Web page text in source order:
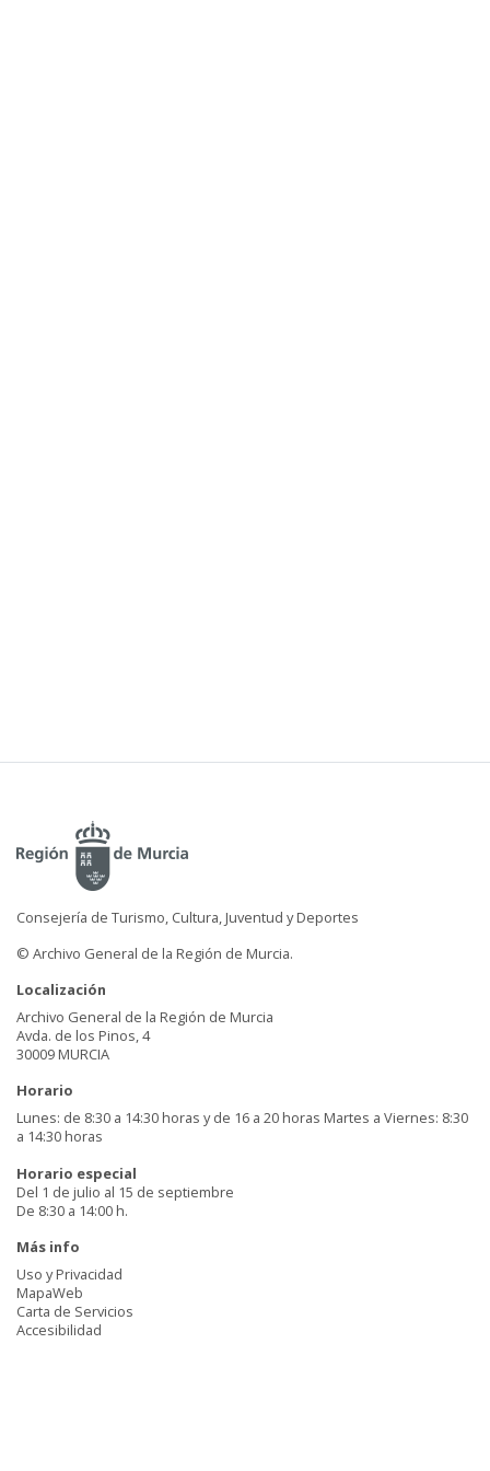
Consejería de Turismo, Cultura, Juventud y Deportes
© Archivo General de la Región de Murcia.
Localización
Archivo General de la Región de Murcia
Avda. de los Pinos, 4
30009 MURCIA
Horario
Lunes: de 8:30 a 14:30 horas y de 16 a 20 horas Martes a Viernes: 8:30
a 14:30 horas
Horario especial
Del 1 de julio al 15 de septiembre
De 8:30 a 14:00 h.
Más info
Uso y Privacidad
MapaWeb
Carta de Servicios
Accesibilidad